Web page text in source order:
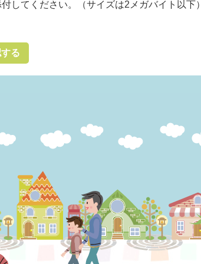
してください。（サイズは2メガバイト以下）